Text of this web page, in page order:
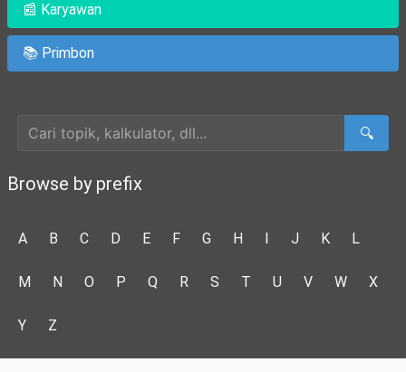
📰 Karyawan
📚 Primbon
🔍
Browse by prefix
A B C D E F G H I J K L
M N O P Q R S T U V W X
Y Z